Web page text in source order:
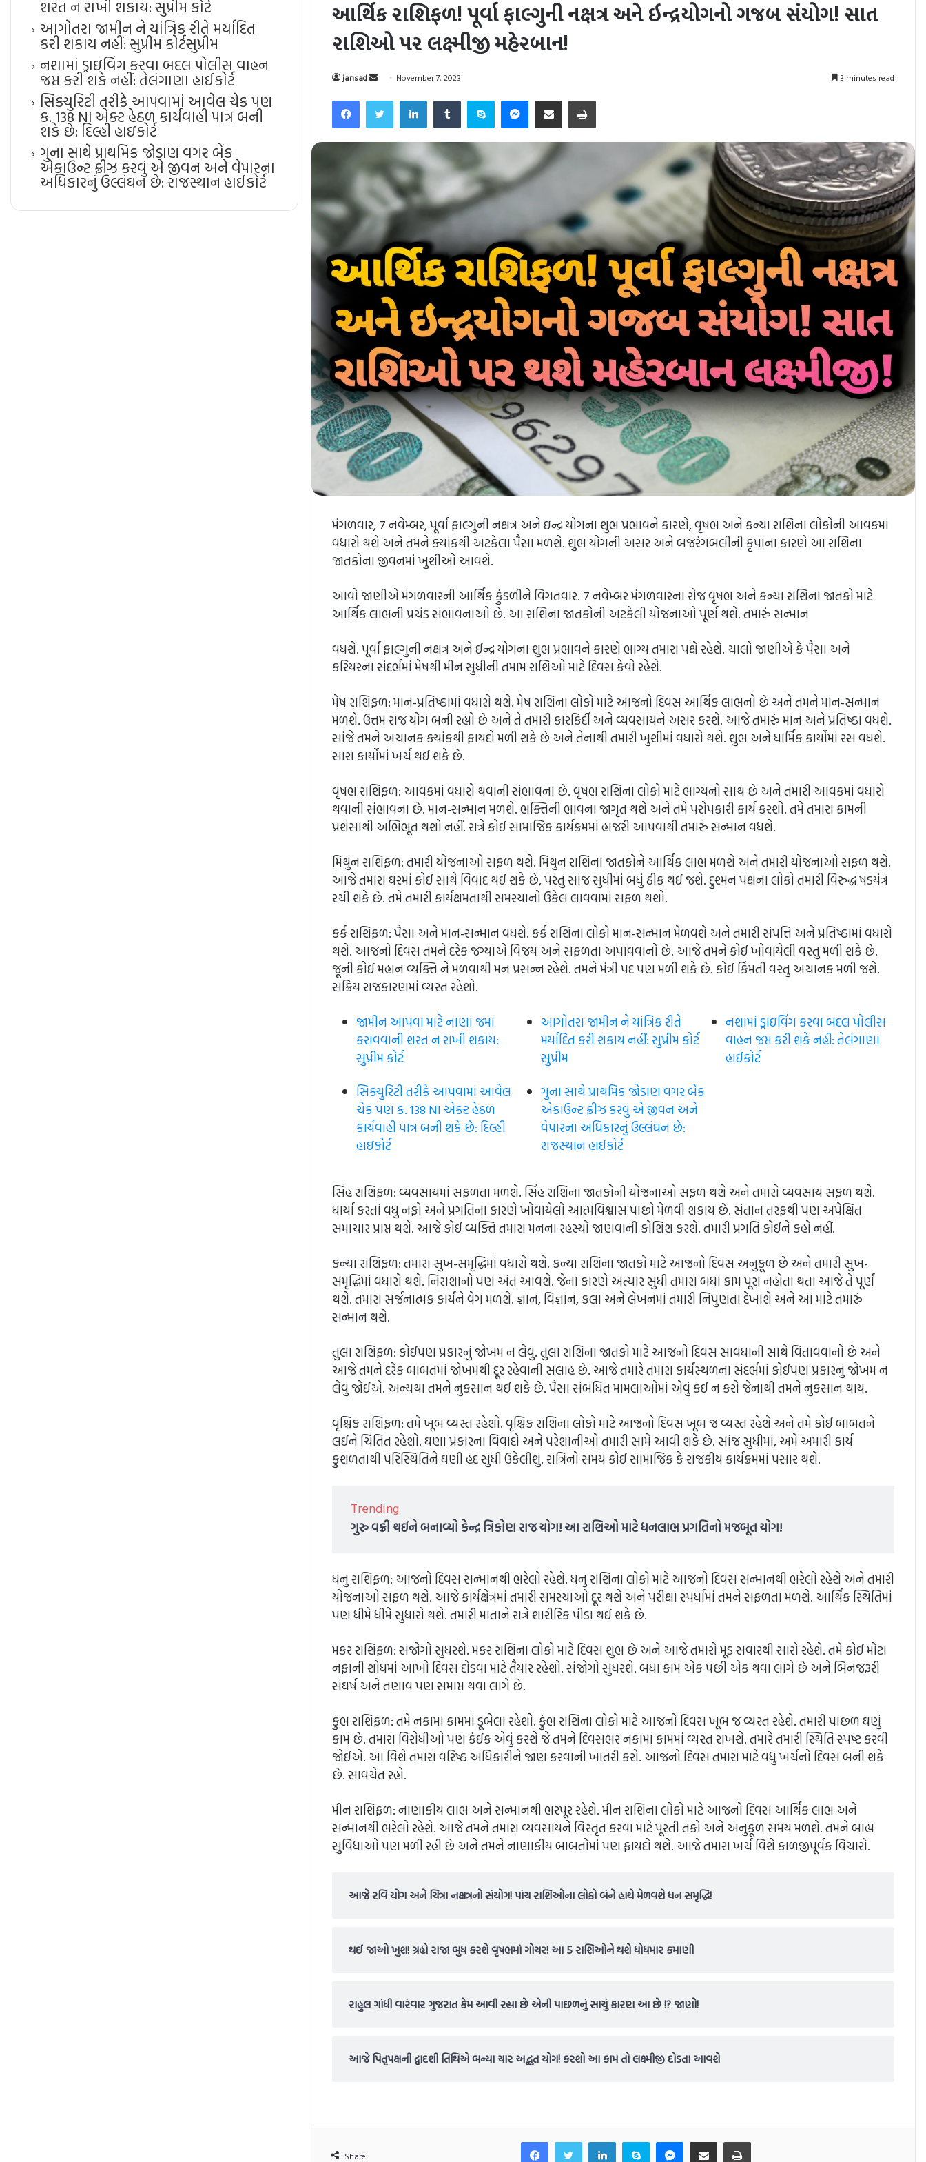
આર્થિક રાશિફળ! પૂર્વા ફાલ્ગુની નક્ષત્ર અને ઇન્દ્રયોગનો ગજબ સંયોગ! સાત
રાશિઓ પર લક્ષ્મીજી મહેરબાન!
jansad
Send
email
November 7, 2023 3 minutes read
Facebook
TwitterLinkedInTumblrSkypeMessenger
Share via EmailPrint
મંગળવાર, 7 નવેમ્બર, પૂર્વા ફાલ્ગુની નક્ષત્ર અને ઇન્દ્ર યોગના શુભ પ્રભાવને કારણે, વૃષભ અને કન્યા રાશિના લોકોની આવકમાં
વધારો થશે અને તમને ક્યાંકથી અટકેલા પૈસા મળશે. શુભ યોગની અસર અને બજરંગબલીની કૃપાના કારણે આ રાશિના
જાતકોના જીવનમાં ખુશીઓ આવશે.
આવો જાણીએ મંગળવારની આર્થિક કુંડળીને વિગતવાર. 7 નવેમ્બર મંગળવારના રોજ વૃષભ અને કન્યા રાશિના જાતકો માટે
આર્થિક લાભની પ્રચંડ સંભાવનાઓ છે. આ રાશિના જાતકોની અટકેલી યોજનાઓ પૂર્ણ થશે. તમારું સન્માન
વધશે. પૂર્વા ફાલ્ગુની નક્ષત્ર અને ઈન્દ્ર યોગના શુભ પ્રભાવને કારણે ભાગ્ય તમારા પક્ષે રહેશે. ચાલો જાણીએ કે પૈસા અને
કરિયરના સંદર્ભમાં મેષથી મીન સુધીની તમામ રાશિઓ માટે દિવસ કેવો રહેશે.
મેષ રાશિફળ: માન-પ્રતિષ્ઠામાં વધારો થશે. મેષ રાશિના લોકો માટે આજનો દિવસ આર્થિક લાભનો છે અને તમને માન-સન્માન
મળશે. ઉત્તમ રાજ યોગ બની રહ્યો છે અને તે તમારી કારકિર્દી અને વ્યવસાયને અસર કરશે. આજે તમારું માન અને પ્રતિષ્ઠા વધશે.
સાંજે તમને અચાનક ક્યાંકથી ફાયદો મળી શકે છે અને તેનાથી તમારી ખુશીમાં વધારો થશે. શુભ અને ધાર્મિક કાર્યોમાં રસ વધશે.
સારા કાર્યોમાં ખર્ચ થઈ શકે છે.
વૃષભ રાશિફળ: આવકમાં વધારો થવાની સંભાવના છે. વૃષભ રાશિના લોકો માટે ભાગ્યનો સાથ છે અને તમારી આવકમાં વધારો
થવાની સંભાવના છે. માન-સન્માન મળશે. ભક્તિની ભાવના જાગૃત થશે અને તમે પરોપકારી કાર્ય કરશો. તમે તમારા કામની
પ્રશંસાથી અભિભૂત થશો નહીં. રાત્રે કોઈ સામાજિક કાર્યક્રમમાં હાજરી આપવાથી તમારું સન્માન વધશે.
મિથુન રાશિફળ: તમારી યોજનાઓ સફળ થશે. મિથુન રાશિના જાતકોને આર્થિક લાભ મળશે અને તમારી યોજનાઓ સફળ થશે.
આજે તમારા ઘરમાં કોઈ સાથે વિવાદ થઈ શકે છે, પરંતુ સાંજ સુધીમાં બધું ઠીક થઈ જશે. દુશ્મન પક્ષના લોકો તમારી વિરુદ્ધ ષડયંત્ર
રચી શકે છે. તમે તમારી કાર્યક્ષમતાથી સમસ્યાનો ઉકેલ લાવવામાં સફળ થશો.
કર્ક રાશિફળ: પૈસા અને માન-સન્માન વધશે. કર્ક રાશિના લોકો માન-સન્માન મેળવશે અને તમારી સંપત્તિ અને પ્રતિષ્ઠામાં વધારો
થશે. આજનો દિવસ તમને દરેક જગ્યાએ વિજય અને સફળતા અપાવવાનો છે. આજે તમને કોઈ ખોવાયેલી વસ્તુ મળી શકે છે.
જૂની કોઈ મહાન વ્યક્તિ ને મળવાથી મન પ્રસન્ન રહેશે. તમને મંત્રી પદ પણ મળી શકે છે. કોઈ કિંમતી વસ્તુ અચાનક મળી જશે.
સક્રિય રાજકારણમાં વ્યસ્ત રહેશો.
જામીન આપવા માટે નાણાં જમા
કરાવવાની શરત ન રાખી શકાય:
સુપ્રીમ કોર્ટ
આગોતરા જામીન ને યાંત્રિક રીતે
મર્યાદિત કરી શકાય નહીં: સુપ્રીમ કોર્ટ​
સુપ્રીમ
નશામાં ડ્રાઇવિંગ કરવા બદલ પોલીસ
વાહન જપ્ત કરી શકે નહીં: તેલંગાણા
હાઈકોર્ટ
સિક્યુરિટી તરીકે આપવામાં આવેલ
ચેક પણ ક. 138 NI એક્ટ હેઠળ
કાર્યવાહી પાત્ર બની શકે છે: દિલ્હી
હાઇકોર્ટ
ગુના સાથે પ્રાથમિક જોડાણ વગર બેંક
એકાઉન્ટ ફ્રીઝ કરવું એ જીવન અને
વેપારના અધિકારનું ઉલ્લંઘન છે:
રાજસ્થાન હાઈકોર્ટ
સિંહ રાશિફળ: વ્યવસાયમાં સફળતા મળશે. સિંહ રાશિના જાતકોની યોજનાઓ સફળ થશે અને તમારો વ્યવસાય સફળ થશે.
ધાર્યા કરતાં વધુ નફો અને પ્રગતિના કારણે ખોવાયેલો આત્મવિશ્વાસ પાછો મેળવી શકાય છે. સંતાન તરફથી પણ અપેક્ષિત
સમાચાર પ્રાપ્ત થશે. આજે કોઈ વ્યક્તિ તમારા મનના રહસ્યો જાણવાની કોશિશ કરશે. તમારી પ્રગતિ કોઈને કહો નહીં.
કન્યા રાશિફળ: તમારા સુખ-સમૃદ્ધિમાં વધારો થશે. કન્યા રાશિના જાતકો માટે આજનો દિવસ અનુકૂળ છે અને તમારી સુખ-
સમૃદ્ધિમાં વધારો થશે. નિરાશાનો પણ અંત આવશે. જેના કારણે અત્યાર સુધી તમારા બધા કામ પૂરા નહોતા થતા આજે તે પૂર્ણ
થશે. તમારા સર્જનાત્મક કાર્યને વેગ મળશે. જ્ઞાન, વિજ્ઞાન, કલા અને લેખનમાં તમારી નિપુણતા દેખાશે અને આ માટે તમારું
સન્માન થશે.
તુલા રાશિફળ: કોઈપણ પ્રકારનું જોખમ ન લેવું. તુલા રાશિના જાતકો માટે આજનો દિવસ સાવધાની સાથે વિતાવવાનો છે અને
આજે તમને દરેક બાબતમાં જોખમથી દૂર રહેવાની સલાહ છે. આજે તમારે તમારા કાર્યસ્થળના સંદર્ભમાં કોઈપણ પ્રકારનું જોખમ ન
લેવું જોઈએ. અન્યથા તમને નુકસાન થઈ શકે છે. પૈસા સંબંધિત મામલાઓમાં એવું કંઈ ન કરો જેનાથી તમને નુકસાન થાય.
વૃશ્ચિક રાશિફળ: તમે ખૂબ વ્યસ્ત રહેશો. વૃશ્ચિક રાશિના લોકો માટે આજનો દિવસ ખૂબ જ વ્યસ્ત રહેશે અને તમે કોઈ બાબતને
લઈને ચિંતિત રહેશો. ઘણા પ્રકારના વિવાદો અને પરેશાનીઓ તમારી સામે આવી શકે છે. સાંજ સુધીમાં, અમે અમારી કાર્ય
કુશળતાથી પરિસ્થિતિને ઘણી હદ સુધી ઉકેલીશું. રાત્રિનો સમય કોઈ સામાજિક કે રાજકીય કાર્યક્રમમાં પસાર થશે.
Trending
ગુરુ વક્રી થઈને બનાવ્યો કેન્દ્ર ત્રિકોણ રાજ યોગ! આ રાશિઓ માટે ધનલાભ પ્રગતિનો મજબૂત યોગ!
ધનુ રાશિફળ: આજનો દિવસ સન્માનથી ભરેલો રહેશે. ધનુ રાશિના લોકો માટે આજનો દિવસ સન્માનથી ભરેલો રહેશે અને તમારી
યોજનાઓ સફળ થશે. આજે કાર્યક્ષેત્રમાં તમારી સમસ્યાઓ દૂર થશે અને પરીક્ષા સ્પર્ધામાં તમને સફળતા મળશે. આર્થિક સ્થિતિમાં
પણ ધીમે ધીમે સુધારો થશે. તમારી માતાને રાત્રે શારીરિક પીડા થઈ શકે છે.
મકર રાશિફળ: સંજોગો સુધરશે. મકર રાશિના લોકો માટે દિવસ શુભ છે અને આજે તમારો મૂડ સવારથી સારો રહેશે. તમે કોઈ મોટા
નફાની શોધમાં આખો દિવસ દોડવા માટે તૈયાર રહેશો. સંજોગો સુધરશે. બધા કામ એક પછી એક થવા લાગે છે અને બિનજરૂરી
સંઘર્ષ અને તણાવ પણ સમાપ્ત થવા લાગે છે.
કુંભ રાશિફળ: તમે નકામા કામમાં ડૂબેલા રહેશો. કુંભ રાશિના લોકો માટે આજનો દિવસ ખૂબ જ વ્યસ્ત રહેશે. તમારી પાછળ ઘણું
કામ છે. તમારા વિરોધીઓ પણ કંઈક એવું કરશે જે તમને દિવસભર નકામા કામમાં વ્યસ્ત રાખશે. તમારે તમારી સ્થિતિ સ્પષ્ટ કરવી
જોઈએ. આ વિશે તમારા વરિષ્ઠ અધિકારીને જાણ કરવાની ખાતરી કરો. આજનો દિવસ તમારા માટે વધુ ખર્ચનો દિવસ બની શકે
છે. સાવચેત રહો.
મીન રાશિફળ: નાણાકીય લાભ અને સન્માનથી ભરપૂર રહેશે. મીન રાશિના લોકો માટે આજનો દિવસ આર્થિક લાભ અને
સન્માનથી ભરેલો રહેશે. આજે તમને તમારા વ્યવસાયને વિસ્તૃત કરવા માટે પૂરતી તકો અને અનુકૂળ સમય મળશે. તમને બાહ્ય
સુવિધાઓ પણ મળી રહી છે અને તમને નાણાકીય બાબતોમાં પણ ફાયદો થશે. આજે તમારા ખર્ચ વિશે કાળજીપૂર્વક વિચારો.
આજે રવિ યોગ અને ચિત્રા નક્ષત્રનો સંયોગ! પાંચ રાશિઓના લોકો બંને હાથે મેળવશે ધન સમૃદ્ધિ!
થઈ જાઓ ખુશ! ગ્રહો રાજા બુધ કરશે વૃષભમાં ગોચર! આ 5 રાશિઓને થશે ધોધમાર કમાણી
રાહુલ ગાંધી વારંવાર ગુજરાત કેમ આવી રહ્યા છે એની પાછળનું સાચું કારણ આ છે !? જાણો!
આજે પિતૃપક્ષની દ્વાદશી તિથિએ બન્યા ચાર અદ્ભુત યોગ! કરશો આ કામ તો લક્ષ્મીજી દોડતા આવશે
Share
Facebook
TwitterLinkedInSkypeMessenger
Share via EmailPrint
શરત ન રાખી શકાય: સુપ્રીમ કોર્ટ
આગોતરા જામીન ને યાંત્રિક રીતે મર્યાદિત
કરી શકાય નહીં: સુપ્રીમ કોર્ટ​સુપ્રીમ
નશામાં ડ્રાઇવિંગ કરવા બદલ પોલીસ વાહન
જપ્ત કરી શકે નહીં: તેલંગાણા હાઈકોર્ટ
સિક્યુરિટી તરીકે આપવામાં આવેલ ચેક પણ
ક. 138 NI એક્ટ હેઠળ કાર્યવાહી પાત્ર બની
શકે છે: દિલ્હી હાઇકોર્ટ
ગુના સાથે પ્રાથમિક જોડાણ વગર બેંક
એકાઉન્ટ ફ્રીઝ કરવું એ જીવન અને વેપારના
અધિકારનું ઉલ્લંઘન છે: રાજસ્થાન હાઈકોર્ટ